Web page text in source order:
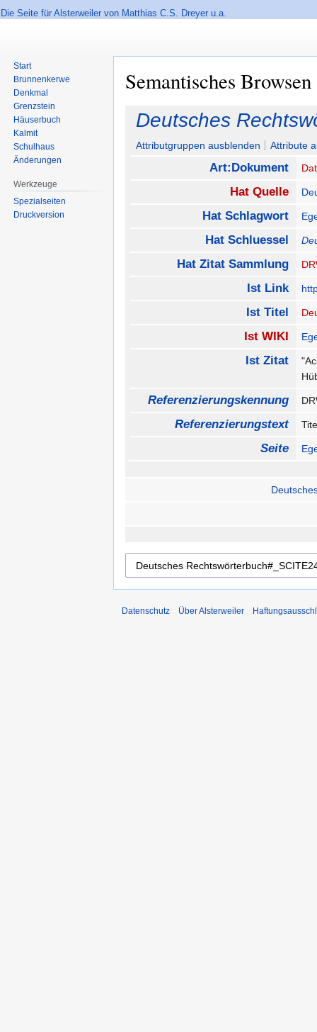
Die Seite für Alsterweiler von Matthias C.S. Dreyer u.a.
Semantisches Browsen
Zur
Navigation
springen
Zur
Suche
springen
Deutsches
Attributgruppen ausblenden Attribute
Art:Dokument
Hat Quelle
Hat Schlagwort
Hat Schluessel
Hat Zitat Sammlung
Ist Link
Ist Titel
Ist WIKI
Ist Zitat
Referenzierungskennung
Referenzierungstext
Seite
Start
Brunnenkerwe
Denkmal
Grenzstein
Häuserbuch
Kalmit
Schulhaus
Änderungen
Werkzeuge
Spezialseiten
Druckversion
Datenschutz Über Alsterweiler